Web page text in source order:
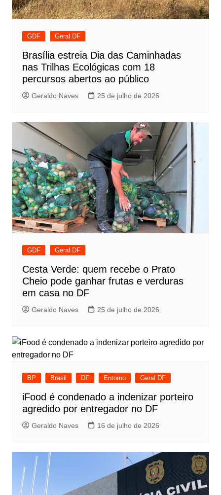
GDF Geral DF
Brasília estreia Dia das Caminhadas
nas Trilhas Ecológicas com 18
percursos abertos ao público
Geraldo Naves 25 de julho de 2026
GDF Geral DF
Cesta Verde: quem recebe o Prato
Cheio pode ganhar frutas e verduras
em casa no DF
Geraldo Naves 25 de julho de 2026
BP Brasil DF Entorno Geral DF
iFood é condenado a indenizar porteiro
agredido por entregador no DF
Geraldo Naves 16 de julho de 2026